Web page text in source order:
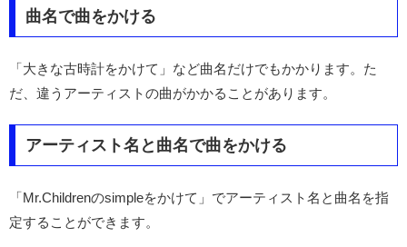
曲名で曲をかける
「大きな古時計をかけて」など曲名だけでもかかります。た
だ、違うアーティストの曲がかかることがあります。
アーティスト名と曲名で曲をかける
「Mr.Childrenのsimpleをかけて」でアーティスト名と曲名を指
定することができます。